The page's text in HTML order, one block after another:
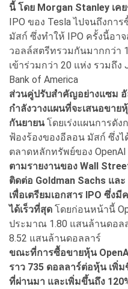
นี้ โดย Morgan Stanley เ
IPO ของ Tesla ไปจนถึงกา
มัสก์ ซึ่งทำให้ IPO ครั้งนี้อา
วอลล์สตรีทรวมกันมากกว่า
เข้าร่วมกว่า 20 แห่ง รวมถึง
Bank of America
ส่วนคู่ปรับสำคัญอย่างแซม
กำลังวางแผนที่จะเสนอขา
กันยายนโดยเร่งแผนการดัง
ฟ้องร้องของอีลอน มัสก์ ซึ่ง
ตลาดหลักทรัพย์ของ
ตามรายงานของ Wall
ติดต่อ Goldman Sachs แล
เพื่อเตรียมเอกสาร IPO ซึ่ง
ได้เร็วที่สุด โดยก่อนหน้านี้
ประมาณ 1.80 แสนล้านดอ
8.52 แสนล้านดอลลาร์
ขณะที่การซื้อขายหุ้น
ราว 735 ดอลลาร์ต่อหุ้น เพิ่
ที่ผ่านมา และเพิ่มขึ้นถึง